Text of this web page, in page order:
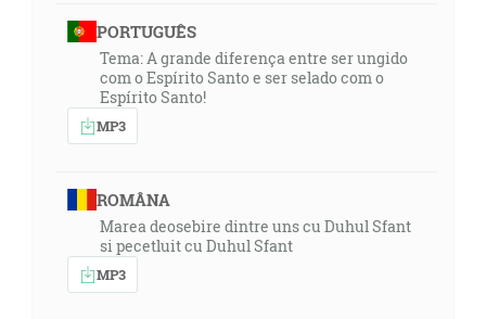
PORTUGUÊS
Tema: A grande diferença entre ser ungido
com o Espírito Santo e ser selado com o
Espírito Santo!
MP3
ROMÂNA
Marea deosebire dintre uns cu Duhul Sfant
si pecetluit cu Duhul Sfant
MP3